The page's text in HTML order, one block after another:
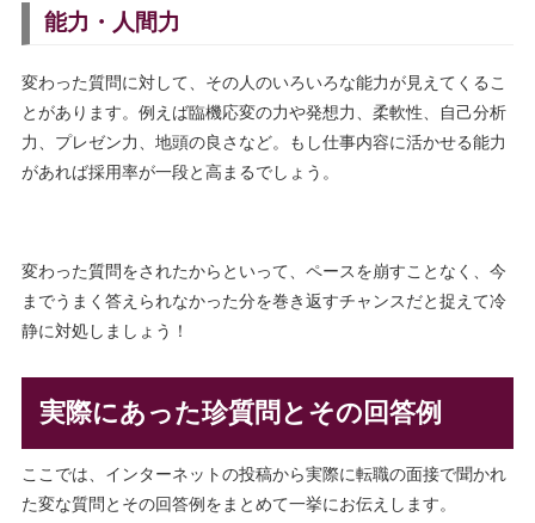
能力・人間力
変わった質問に対して、その人のいろいろな能力が見えてくるこ
とがあります。例えば臨機応変の力や発想力、柔軟性、自己分析
力、プレゼン力、地頭の良さなど。もし仕事内容に活かせる能力
があれば採用率が一段と高まるでしょう。
変わった質問をされたからといって、ペースを崩すことなく、今
までうまく答えられなかった分を巻き返すチャンスだと捉えて冷
静に対処しましょう！
実際にあった珍質問とその回答例
ここでは、インターネットの投稿から実際に転職の面接で聞かれ
た変な質問とその回答例をまとめて一挙にお伝えします。